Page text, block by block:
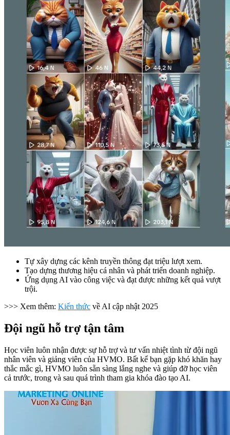
Tự xây dựng các kênh truyền thông đạt triệu lượt xem.
Tạo dựng thương hiệu cá nhân và phát triển doanh nghiệp.
Ứng dụng AI vào công việc và đạt được những kết quả vượt
trội.
>>> Xem thêm: Kiến thức về AI cập nhật 2025
Đội ngũ hỗ trợ tận tâm
Học viên luôn nhận được sự hỗ trợ và tư vấn nhiệt tình từ đội ngũ
nhân viên và giảng viên của HVMO. Bất kể bạn gặp khó khăn hay
thắc mắc gì, HVMO luôn sẵn sàng lắng nghe và giúp đỡ học viên
cả trước, trong và sau quá trình tham gia khóa đào tạo AI.